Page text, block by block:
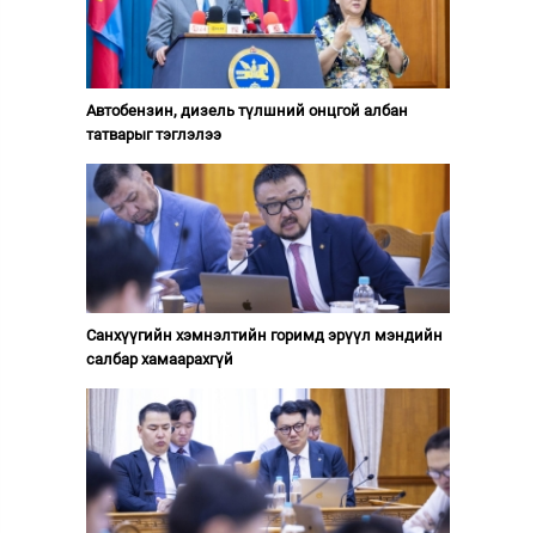
Автобензин, дизель түлшний онцгой албан
татварыг тэглэлээ
Санхүүгийн хэмнэлтийн горимд эрүүл мэндийн
салбар хамаарахгүй